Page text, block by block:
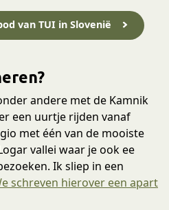
van TUI in Slovenië
andere met de Kamnik
een uurtje rijden vanaf
met één van de mooiste
vallei waar je ook ee
Ik sliep in een
schreven hierover een apart